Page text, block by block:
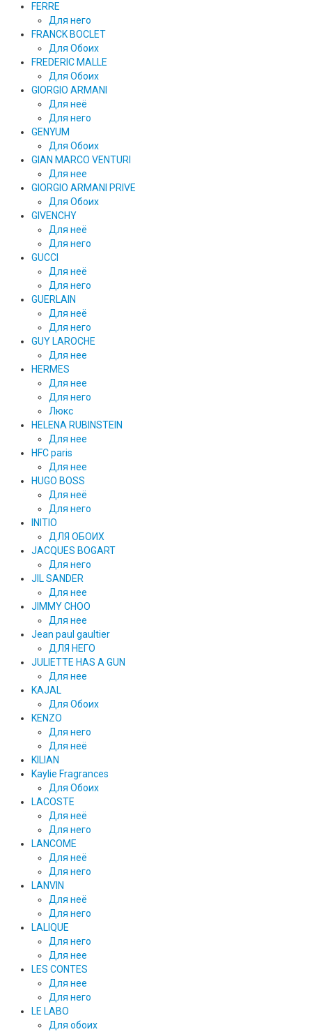
FERRE
Для него
FRANCK BOCLET
Для Обоих
FREDERIC MALLE
Для Обоих
GIORGIO ARMANI
Для неё
Для него
GENYUM
Для Обоих
GIAN MARCO VENTURI
Для нее
GIORGIO ARMANI PRIVE
Для Обоих
GIVENCHY
Для неё
Для него
GUCCI
Для неё
Для него
GUERLAIN
Для неё
Для него
GUY LAROCHE
Для нее
HERMES
Для нее
Для него
Люкс
HELENA RUBINSTEIN
Для нее
HFC paris
Для нее
HUGO BOSS
Для неё
Для него
INITIO
ДЛЯ ОБОИХ
JACQUES BOGART
Для него
JIL SANDER
Для нее
JIMMY CHOO
Для нее
Jean paul gaultier
ДЛЯ НЕГО
JULIETTE HAS A GUN
Для нее
KAJAL
Для Обоих
KENZO
Для него
Для неё
KILIAN
Kaylie Fragrances
Для Обоих
LACOSTE
Для неё
Для него
LANCOME
Для неё
Для него
LANVIN
Для неё
Для него
LALIQUE
Для него
Для нее
LES CONTES
Для нее
Для него
LE LABO
Для обоих